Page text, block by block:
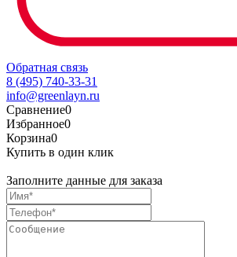
Обратная связь
8 (495) 740-33-31
info@greenlayn.ru
Сравнение0
Избранное0
Корзина0
Купить в один клик
Заполните данные для заказа